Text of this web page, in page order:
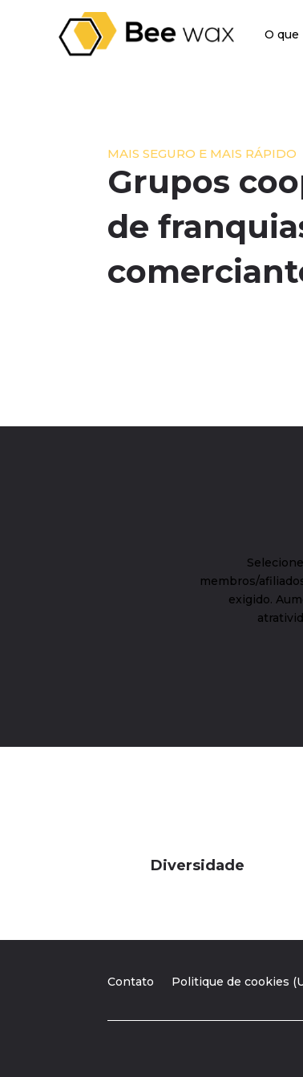
O que
MAIS SEGURO E MAIS RÁPIDO
Grupos
de
membros/
exigido.
Diversidade
Contato Politique de cookies